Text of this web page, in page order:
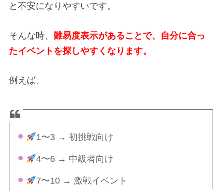
と不安になりやすいです。
そんな時、 難易度表示があることで、自分に合っ
たイベントを探しやすくなります。
例えば、
1〜3 → 初挑戦向け
4〜6 → 中級者向け
7〜10 → 激戦イベント